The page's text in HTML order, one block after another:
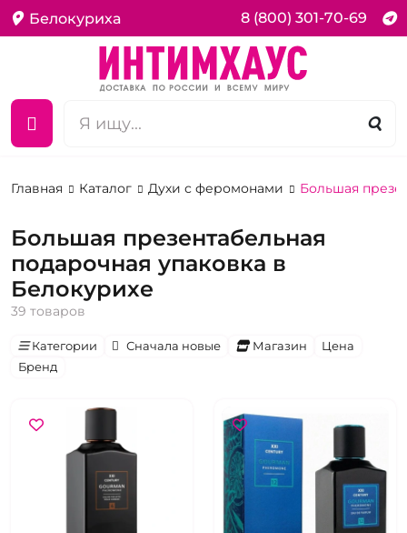
Белокуриха 8 (800) 301-70-69
Главная Каталог Духи с феромонами Большая
Большая презентабельная
подарочная упаковка в
Белокурихе
39 товаров
Категории Сначала новые Магазин
Цена
Бренд